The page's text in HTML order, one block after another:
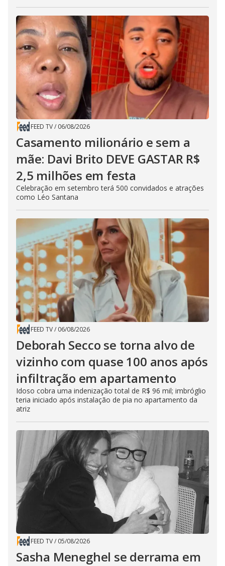
FEED TV/ 06/08/2026
Casamento milionário e sem a
mãe: Davi Brito DEVE GASTAR R$
2,5 milhões em festa
Celebração em setembro terá 500 convidados e atrações
como Léo Santana
FEED TV/ 06/08/2026
Deborah Secco se torna alvo de
vizinho com quase 100 anos após
infiltração em apartamento
Idoso cobra uma indenização total de R$ 96 mil; imbróglio
teria iniciado após instalação de pia no apartamento da
atriz
FEED TV/ 05/08/2026
Sasha Meneghel se derrama em